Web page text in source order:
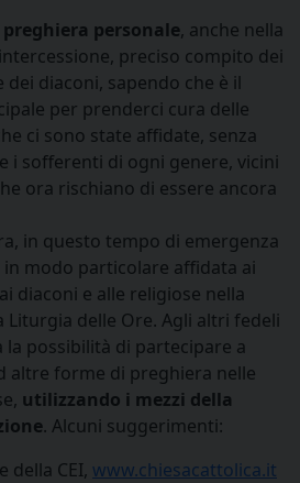
preghiera personale, anche nella
preciso compito dei
dei diaconi, sapendo che è il
per prenderci cura delle
ci sono state affidate, senza
i sofferenti di ogni genere, vicini
ora rischiano di essere ancora
in questo tempo di emergenza
in modo particolare affidata ai
diaconi e alle religiose nella
Liturgia delle Ore. Agli altri fedeli
la possibilità di partecipare a
altre forme di preghiera nelle
utilizzando i mezzi della
. Alcuni suggerimenti:
della CEI, www.chiesacattolica.it